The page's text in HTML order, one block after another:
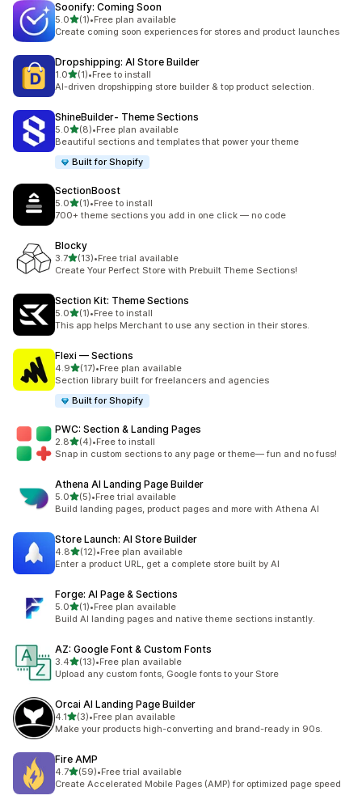
Soonify: Coming Soon
5.05つ星中
(1)
合計レビュー数：1件
•Free plan available
Create coming soon experiences for stores and product launches
Dropshipping: AI Store Builder
1.05つ星中
(1)
合計レビュー数：1件
•Free to install
AI-driven dropshipping store builder & top product selection.
ShineBuilder‑ Theme Sections
5.05つ星中
(8)
合計レビュー数：8件
•Free plan available
Beautiful sections and templates that power your theme
Built for Shopify
SectionBoost
5.05つ星中
(1)
合計レビュー数：1件
•Free to install
700+ theme sections you add in one click — no code
Blocky
3.75つ星中
(13)
合計レビュー数：13件
•Free trial available
Create Your Perfect Store with Prebuilt Theme Sections!
Section Kit: Theme Sections
5.05つ星中
(1)
合計レビュー数：1件
•Free to install
This app helps Merchant to use any section in their stores.
Flexi — Sections
4.95つ星中
(17)
合計レビュー数：17件
•Free plan available
Section library built for freelancers and agencies
Built for Shopify
PWC: Section & Landing Pages
2.85つ星中
(4)
合計レビュー数：4件
•Free to install
Snap in custom sections to any page or theme— fun and no fuss!
Athena AI Landing Page Builder
5.05つ星中
(5)
合計レビュー数：5件
•Free trial available
Build landing pages, product pages and more with Athena AI
Store Launch: AI Store Builder
4.85つ星中
(12)
合計レビュー数：12件
•Free plan available
Enter a product URL, get a complete store built by AI
Forge: AI Page & Sections
5.05つ星中
(1)
合計レビュー数：1件
•Free plan available
Build AI landing pages and native theme sections instantly.
AZ: Google Font & Custom Fonts
3.45つ星中
(13)
合計レビュー数：13件
•Free plan available
Upload any custom fonts, Google fonts to your Store
Orcai AI Landing Page Builder
4.15つ星中
(3)
合計レビュー数：3件
•Free plan available
Make your products high-converting and brand-ready in 90s.
Fire AMP
4.75つ星中
(59)
合計レビュー数：59件
•Free trial available
Create Accelerated Mobile Pages (AMP) for optimized page speed